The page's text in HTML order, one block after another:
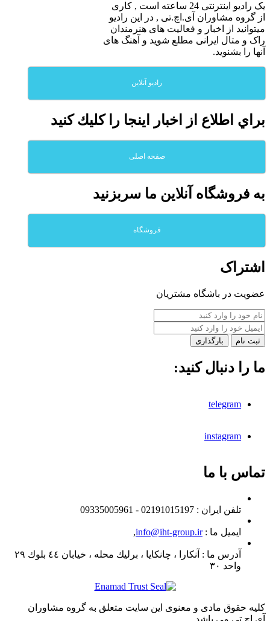
یک رادیو اینترنتی 24 ساعته است , کاری
از گروه مشاوران آی.اچ.تی , در این رادیو
میتوانید از اخبار و فعالیت های هنرمندان
راک و متال ایرانی مطلع شوید و آهنگ های
آنها را بشنوید.
رادیو آنلاین
براي اطلاع از اخبار اينجا را كليك كنيد
صفحه اصلی
به فروشگاه آنلاين ما سربزنيد
فروشگاه
اشتراک
عضویت در باشگاه مشتریان
بارگذاری
ما را دنبال کنید:
telegram
instagram
تماس با ما
تلفن ايران : 02191015197 - 09335005961
ایمیل ما : info@iht-group.ir
,
آدرس ما :
آنكارا ، چانكايا ، برليك محله ، خيابان ٤٤ بلوك ٢٩
واحد ٣٠
کلیه حقوق مادی و معنوی این سایت متعلق به گروه مشاوران
آی.اچ.تی می باشد